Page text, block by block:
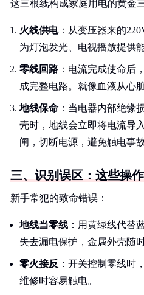
这三根线构成家庭用电的黄金
火线供电：从变压器来的
为灯泡发光、电视播放提供能
零线回路 ：电流完成使命后
成完整电路。就像血液从心
地线保命 ：当电器内部绝缘
壳时，地线会立即将电流导
闸，切断电源，避免触电事故
三、识别误区：这些操
新手常犯的致命错误：
地线当零线 ：用黄绿线代替
失去漏电保护，金属外壳随
零火接反 ：开关控制零线时
维修时容易触电。